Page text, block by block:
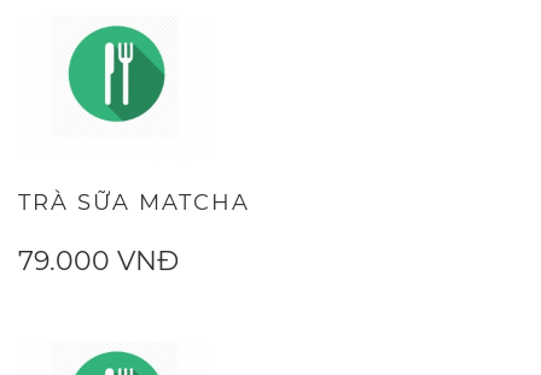
TRÀ SỮA MATCHA
79.000 VNĐ